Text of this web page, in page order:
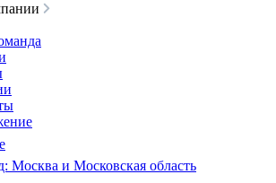
Москва и Московская область